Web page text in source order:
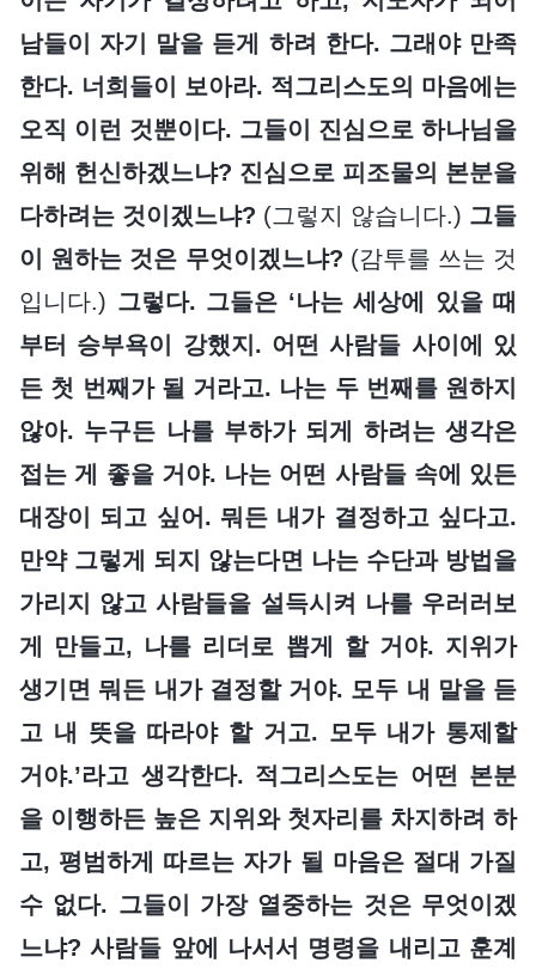
남들이 자기 말을 듣게 하려 한다. 그래야 만족
한다. 너희들이 보아라. 적그리스도의 마음에는
오직 이런 것뿐이다. 그들이 진심으로 하나님을
위해 헌신하겠느냐? 진심으로 피조물의 본분을
다하려는 것이겠느냐? (그렇지 않습니다.) 그들
이 원하는 것은 무엇이겠느냐? (감투를 쓰는 것
입니다.) 그렇다. 그들은 ‘나는 세상에 있을 때
부터 승부욕이 강했지. 어떤 사람들 사이에 있
든 첫 번째가 될 거라고. 나는 두 번째를 원하지
않아. 누구든 나를 부하가 되게 하려는 생각은
접는 게 좋을 거야. 나는 어떤 사람들 속에 있든
대장이 되고 싶어. 뭐든 내가 결정하고 싶다고.
만약 그렇게 되지 않는다면 나는 수단과 방법을
가리지 않고 사람들을 설득시켜 나를 우러러보
게 만들고, 나를 리더로 뽑게 할 거야. 지위가
생기면 뭐든 내가 결정할 거야. 모두 내 말을 듣
고 내 뜻을 따라야 할 거고. 모두 내가 통제할
거야.’라고 생각한다. 적그리스도는 어떤 본분
을 이행하든 높은 지위와 첫자리를 차지하려 하
고, 평범하게 따르는 자가 될 마음은 절대 가질
수 없다. 그들이 가장 열중하는 것은 무엇이겠
느냐? 사람들 앞에 나서서 명령을 내리고 훈계